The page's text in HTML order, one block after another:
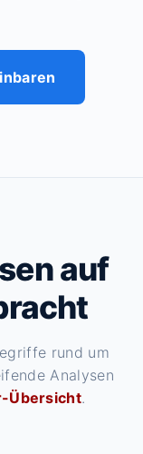
auf
rund um
Analysen
Übersicht.